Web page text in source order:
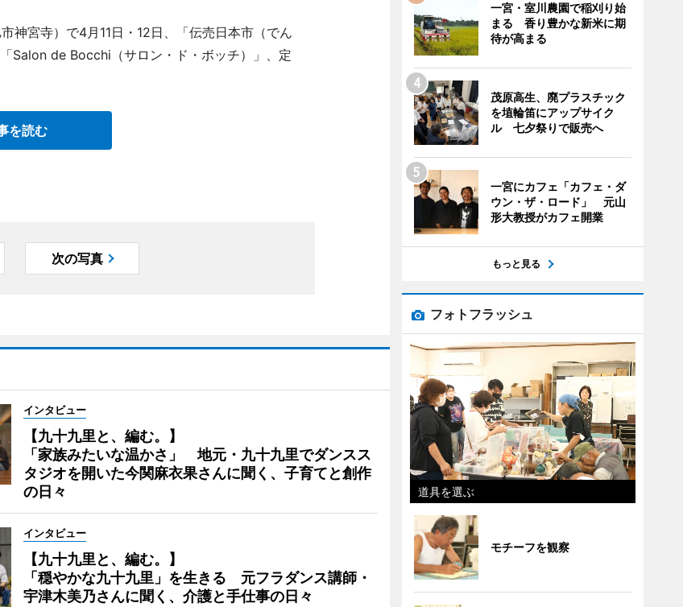
神宮寺）で4月11日・12日、「伝売日本市（でん
Salon de Bocchi（サロン・ド・ボッチ）」、定
を読む
次の写真
インタビュー
【九十九里と、編む。】
「家族みたいな温かさ」 地元・九十九里でダンスス
タジオを開いた今関麻衣果さんに聞く、子育てと創作
の日々
インタビュー
【九十九里と、編む。】
「穏やかな九十九里」を生きる 元フラダンス講師・
宇津木美乃さんに聞く、介護と手仕事の日々
一宮・室川農園で稲刈り始
まる 香り豊かな新米に期
待が高まる
茂原高生、廃プラスチック
を埴輪笛にアップサイク
ル 七夕祭りで販売へ
一宮にカフェ「カフェ・ダ
ウン・ザ・ロード」 元山
形大教授がカフェ開業
もっと見る
フォトフラッシュ
道具を選ぶ
モチーフを観察